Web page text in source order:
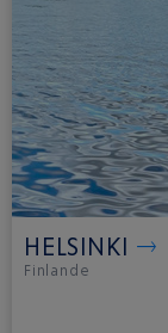
HELSINKI
Finlande